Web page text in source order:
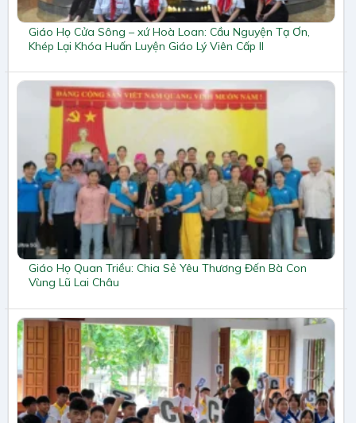
Giáo Họ Cửa Sông – xứ Hoà Loan: Cầu Nguyện Tạ Ơn,
Khép Lại Khóa Huấn Luyện Giáo Lý Viên Cấp II
Giáo Họ Quan Triều: Chia Sẻ Yêu Thương Đến Bà Con
Vùng Lũ Lai Châu